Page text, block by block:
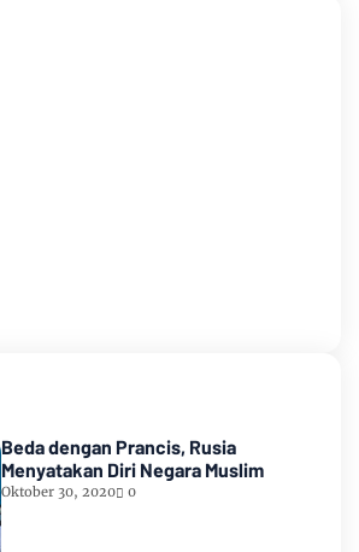
Beda dengan Prancis, Rusia
Menyatakan Diri Negara Muslim
Oktober 30, 2020 0